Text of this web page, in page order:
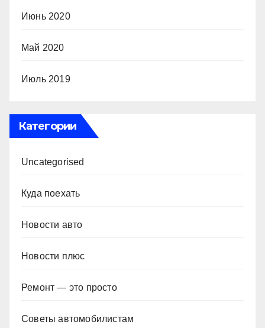
Июнь 2020
Май 2020
Июль 2019
Категории
Uncategorised
Куда поехать
Новости авто
Новости плюс
Ремонт — это просто
Советы автомобилистам